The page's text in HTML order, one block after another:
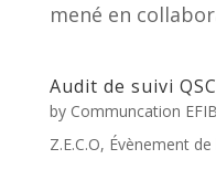
mené en
Audit de suivi
by Communcation EFIB
Z.E.C.O, Évènement de